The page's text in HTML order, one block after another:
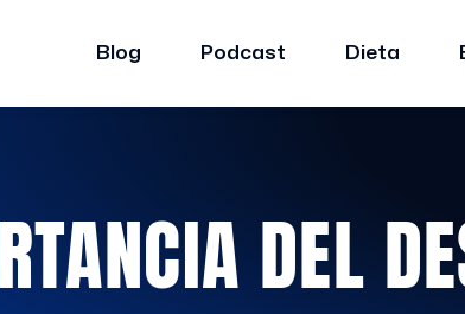
Blog Podcast Dieta
DEL